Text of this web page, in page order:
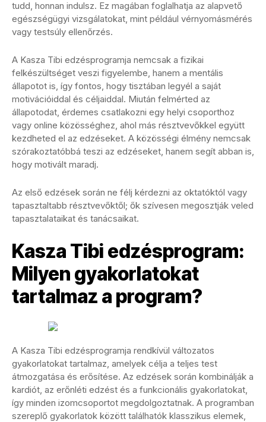
tudd, honnan indulsz. Ez magában foglalhatja az alapvető
egészségügyi vizsgálatokat, mint például vérnyomásmérés
vagy testsúly ellenőrzés.
A Kasza Tibi edzésprogramja nemcsak a fizikai
felkészültséget veszi figyelembe, hanem a mentális
állapotot is, így fontos, hogy tisztában legyél a saját
motivációiddal és céljaiddal. Miután felmérted az
állapotodat, érdemes csatlakozni egy helyi csoporthoz
vagy online közösséghez, ahol más résztvevőkkel együtt
kezdheted el az edzéseket. A közösségi élmény nemcsak
szórakoztatóbbá teszi az edzéseket, hanem segít abban is,
hogy motivált maradj.
Az első edzések során ne félj kérdezni az oktatóktól vagy
tapasztaltabb résztvevőktől; ők szívesen megosztják veled
tapasztalataikat és tanácsaikat.
Kasza Tibi edzésprogram:
Milyen gyakorlatokat
tartalmaz a program?
A Kasza Tibi edzésprogramja rendkívül változatos
gyakorlatokat tartalmaz, amelyek célja a teljes test
átmozgatása és erősítése. Az edzések során kombinálják a
kardiót, az erőnléti edzést és a funkcionális gyakorlatokat,
így minden izomcsoportot megdolgoztatnak. A programban
szereplő gyakorlatok között találhatók klasszikus elemek,